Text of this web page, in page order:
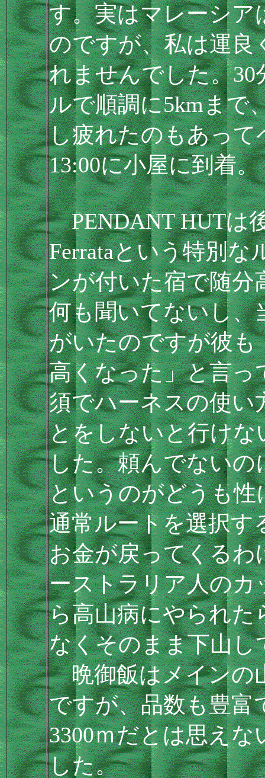
す。実はマレーシア
のですが、私は運良
れませんでした。
ルで順調に5kmまで
し疲れたのもあって
13:00に小屋に到着。
PENDANT HUTは
Ferrataという特別
ンが付いた宿で随分
何も聞いてないし、
がいたのですが彼も
高くなった」と言っ
須でハーネスの使い
とをしないと行けな
した。頼んでない
というのがどうも性
通常ルートを選択す
お金が戻ってくる
ーストラリア人の
ら高山病にやられた
なくそのまま下山し
晩御飯はメインの
ですが、品数も豊富
3300ｍだとは思え
した。